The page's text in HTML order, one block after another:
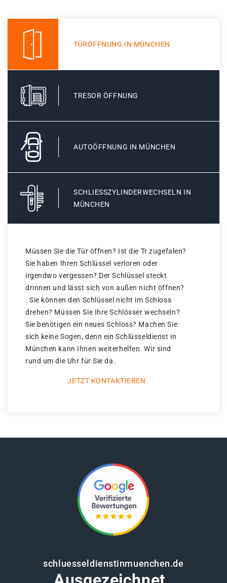
TÜRÖFFNUNG IN MÜNCHEN
TRESOR ÖFFNUNG
AUTOÖFFNUNG IN MÜNCHEN
SCHLIESSZYLINDERWECHSELN IN M
ÜNCHEN
Müssen Sie die Tür öffnen? Ist die Tr zugefalen?
Sie haben Ihren Schlüssel verloren oder
irgendwo vergessen? Der Schlüssel steckt
drinnen und lässt sich von außen nicht öffnen?
. Sie können den Schlüssel nicht im Schloss
drehen? Müssen Sie Ihre Schlösser wechseln?
Sie benötigen ein neues Schloss? Machen Sie
sich keine Sogen, denn ein Schlüsseldienst in
München kann Ihnen weiterhelfen. Wir sind
rund um die Uhr für Sie da.
JETZT KONTAKTIEREN
schluesseldienstinmuenchen.de